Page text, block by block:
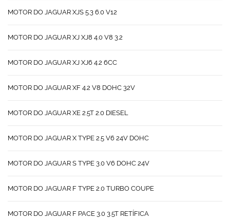
MOTOR DO JAGUAR XJS 5.3 6.0 V12
MOTOR DO JAGUAR XJ XJ8 4.0 V8 3.2
MOTOR DO JAGUAR XJ XJ6 4.2 6CC
MOTOR DO JAGUAR XF 4.2 V8 DOHC 32V
MOTOR DO JAGUAR XE 2.5T 2.0 DIESEL
MOTOR DO JAGUAR X TYPE 2.5 V6 24V DOHC
MOTOR DO JAGUAR S TYPE 3.0 V6 DOHC 24V
MOTOR DO JAGUAR F TYPE 2.0 TURBO COUPE
MOTOR DO JAGUAR F PACE 3.0 3.5T RETÍFICA